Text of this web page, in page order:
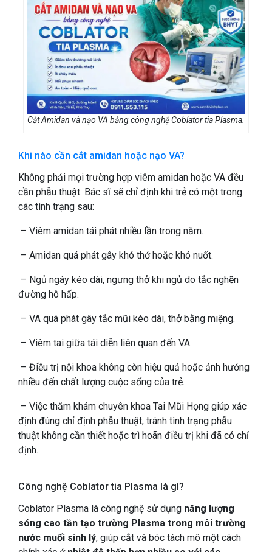
Cắt Amidan và nạo VA bằng công nghệ Coblator tia Plasma.
Khi nào cần cắt amidan hoặc nạo VA?
Không phải mọi trường hợp viêm amidan hoặc VA đều
cần phẫu thuật. Bác sĩ sẽ chỉ định khi trẻ có một trong
các tình trạng sau:
– Viêm amidan tái phát nhiều lần trong năm.
– Amidan quá phát gây khó thở hoặc khó nuốt.
– Ngủ ngáy kéo dài, ngưng thở khi ngủ do tắc nghẽn
đường hô hấp.
– VA quá phát gây tắc mũi kéo dài, thở bằng miệng.
– Viêm tai giữa tái diễn liên quan đến VA.
– Điều trị nội khoa không còn hiệu quả hoặc ảnh hưởng
nhiều đến chất lượng cuộc sống của trẻ.
– Việc thăm khám chuyên khoa Tai Mũi Họng giúp xác
định đúng chỉ định phẫu thuật, tránh tình trạng phẫu
thuật không cần thiết hoặc trì hoãn điều trị khi đã có chỉ
định.
Công nghệ Coblator tia Plasma là gì?
Coblator Plasma là công nghệ sử dụng năng lượng
sóng cao tần tạo trường Plasma trong môi trường
nước muối sinh lý, giúp cắt và bóc tách mô một cách